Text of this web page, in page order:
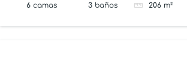
6 camas 3 baños 206 m²